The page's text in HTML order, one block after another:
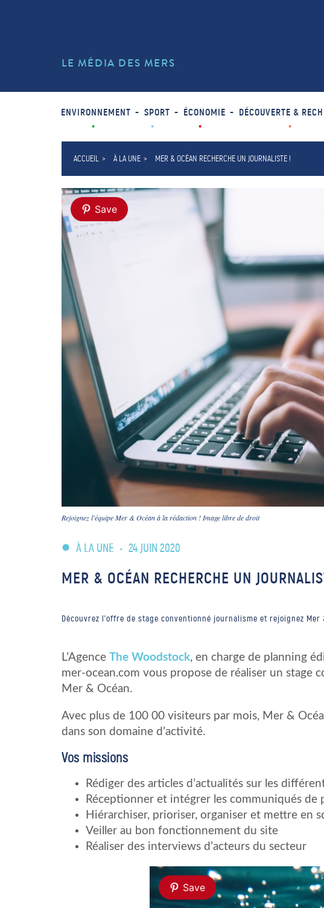
LE MÉDIA DES MERS
ENVIRONNEMENT SPORT ÉCONOMIE DÉCOUVERTE &
ACCUEIL À LA UNE MER & OCÉAN RECHERCHE UN JOURNALISTE !
Save
Rejoignez l'équipe Mer & Océan à la rédaction ! Image libre de droit
À LA UNE • 24 JUIN 2020
MER & OCÉAN RECHERCHE UN
Découvrez l'offre de stage conventionné journalisme et rejoignez Mer
L’Agence The Woodstock, en charge de planning
mer-ocean.com vous propose de réaliser un stage
Mer & Océan.
Avec plus de 100 00 visiteurs par mois, Mer &
dans son domaine d’activité.
Vos missions
Rédiger des articles d’actualités sur les
Réceptionner et intégrer les communiqués de
Hiérarchiser, prioriser, organiser et mettre en
Veiller au bon fonctionnement du site
Réaliser des interviews d’acteurs du secteur
Save